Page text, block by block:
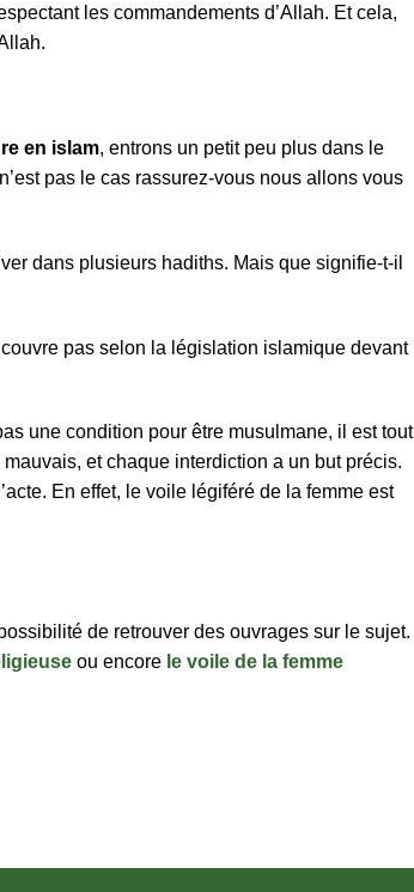
les commandements d’Allah. Et cela,
en islam, entrons un petit peu plus dans le
pas le cas rassurez-vous nous allons vous
dans plusieurs hadiths. Mais que signifie-t-il
pas selon la législation islamique devant
une condition pour être musulmane, il est tout
et chaque interdiction a un but précis.
En effet, le voile légiféré de la femme est
de retrouver des ouvrages sur le sujet.
ou encore le voile de la femme